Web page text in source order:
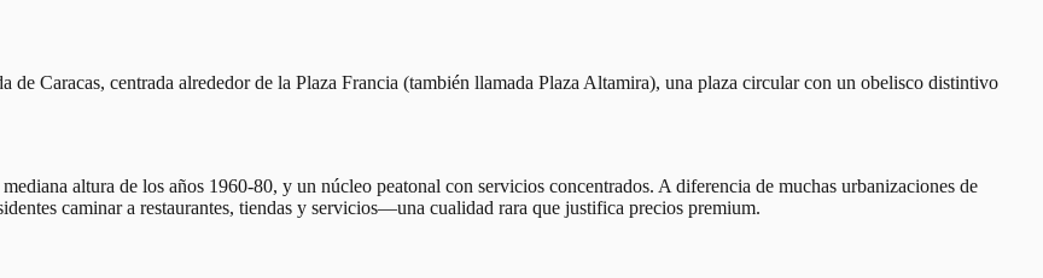
de Caracas, centrada alrededor de la Plaza Francia (también llamada Plaza Altamira), una plaza circular con un obelisco distintivo
altura de los años 1960-80, y un núcleo peatonal con servicios concentrados. A diferencia de muchas urbanizaciones de
caminar a restaurantes, tiendas y servicios—una cualidad rara que justifica precios premium.